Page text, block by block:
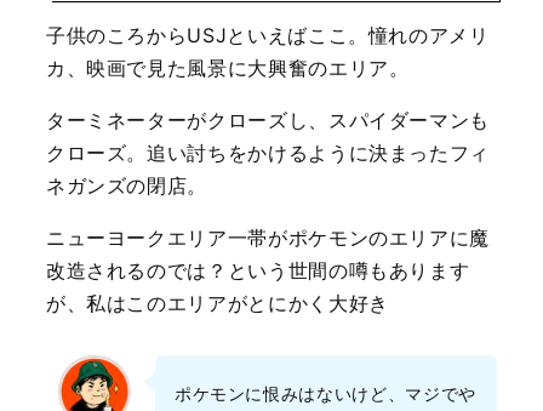
子供のころからUSJといえばここ。憧れのアメリ
カ、映画で見た風景に大興奮のエリア。
ターミネーターがクローズし、スパイダーマンも
クローズ。追い討ちをかけるように決まったフィ
ネガンズの閉店。
ニューヨークエリア一帯がポケモンのエリアに魔
改造されるのでは？という世間の噂もあります
が、私はこのエリアがとにかく大好き
ポケモンに恨みはないけど、マジでや